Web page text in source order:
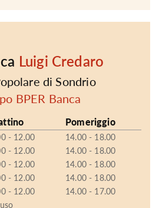
Luigi Credaro
di Sondrio
BPER Banca
Pomeriggio
- 12.00
14.00 - 18.00
- 12.00
14.00 - 18.00
- 12.00
14.00 - 18.00
- 12.00
14.00 - 18.00
- 12.00
14.00 - 17.00